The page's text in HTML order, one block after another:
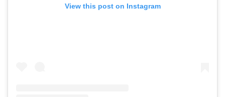
View this post on Instagram